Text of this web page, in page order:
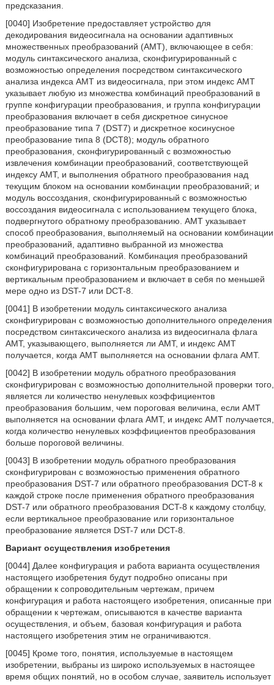
предсказания.
[0040] Изобретение предоставляет устройство для
декодирования видеосигнала на основании адаптивных
множественных преобразований (AMT), включающее в себя:
модуль синтаксического анализа, сконфигурированный с
возможностью определения посредством синтаксического
анализа индекса AMT из видеосигнала, при этом индекс AMT
указывает любую из множества комбинаций преобразований в
группе конфигурации преобразования, и группа конфигурации
преобразования включает в себя дискретное синусное
преобразование типа 7 (DST7) и дискретное косинусное
преобразование типа 8 (DCT8); модуль обратного
преобразования, сконфигурированный с возможностью
извлечения комбинации преобразований, соответствующей
индексу AMT, и выполнения обратного преобразования над
текущим блоком на основании комбинации преобразований; и
модуль воссоздания, сконфигурированный с возможностью
воссоздания видеосигнала с использованием текущего блока,
подвергнутого обратному преобразованию. AMT указывает
способ преобразования, выполняемый на основании комбинации
преобразований, адаптивно выбранной из множества
комбинаций преобразований. Комбинация преобразований
сконфигурирована с горизонтальным преобразованием и
вертикальным преобразованием и включает в себя по меньшей
мере одно из DST-7 или DCT-8.
[0041] В изобретении модуль синтаксического анализа
сконфигурирован с возможностью дополнительного определения
посредством синтаксического анализа из видеосигнала флага
AMT, указывающего, выполняется ли AMT, и индекс AMT
получается, когда AMT выполняется на основании флага AMT.
[0042] В изобретении модуль обратного преобразования
сконфигурирован с возможностью дополнительной проверки того,
является ли количество ненулевых коэффициентов
преобразования большим, чем пороговая величина, если AMT
выполняется на основании флага AMT, и индекс AMT получается,
когда количество ненулевых коэффициентов преобразования
больше пороговой величины.
[0043] В изобретении модуль обратного преобразования
сконфигурирован с возможностью применения обратного
преобразования DST-7 или обратного преобразования DCT-8 к
каждой строке после применения обратного преобразования
DST-7 или обратного преобразования DCT-8 к каждому столбцу,
если вертикальное преобразование или горизонтальное
преобразование является DST-7 или DCT-8.
Вариант осуществления изобретения
[0044] Далее конфигурация и работа варианта осуществления
настоящего изобретения будут подробно описаны при
обращении к сопроводительным чертежам, причем
конфигурация и работа настоящего изобретения, описанные при
обращении к чертежам, описываются в качестве варианта
осуществления, и объем, базовая конфигурация и работа
настоящего изобретения этим не ограничиваются.
[0045] Кроме того, понятия, используемые в настоящем
изобретении, выбраны из широко используемых в настоящее
время общих понятий, но в особом случае, заявитель использует